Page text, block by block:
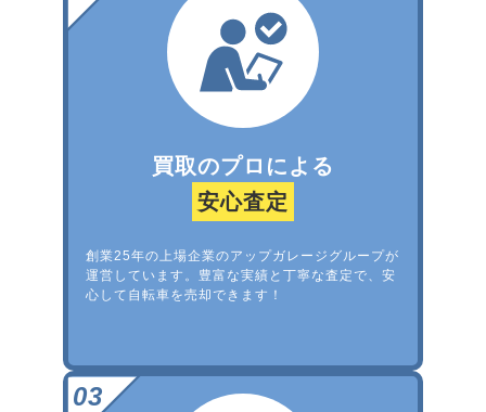
買取のプロによる
安心査定
創業25年の上場企業のアップガレージグループが
運営しています。豊富な実績と丁寧な査定で、安
心して自転車を売却できます！